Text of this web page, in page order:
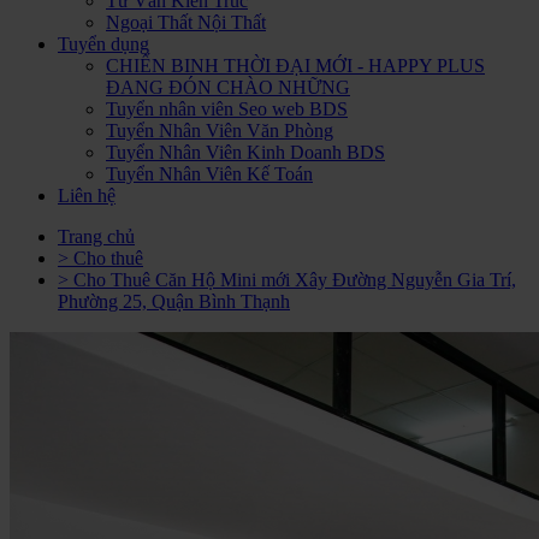
Ngoại Thất Nội Thất
Tuyển dụng
CHIẾN BINH THỜI ĐẠI MỚI - HAPPY PLUS
ĐANG ĐÓN CHÀO NHỮNG
Tuyển nhân viên Seo web BDS
Tuyển Nhân Viên Văn Phòng
Tuyển Nhân Viên Kinh Doanh BDS
Tuyển Nhân Viên Kế Toán
Liên hệ
Trang chủ
> Cho thuê
> Cho Thuê Căn Hộ Mini mới Xây Đường Nguyễn Gia Trí,
Phường 25, Quận Bình Thạnh